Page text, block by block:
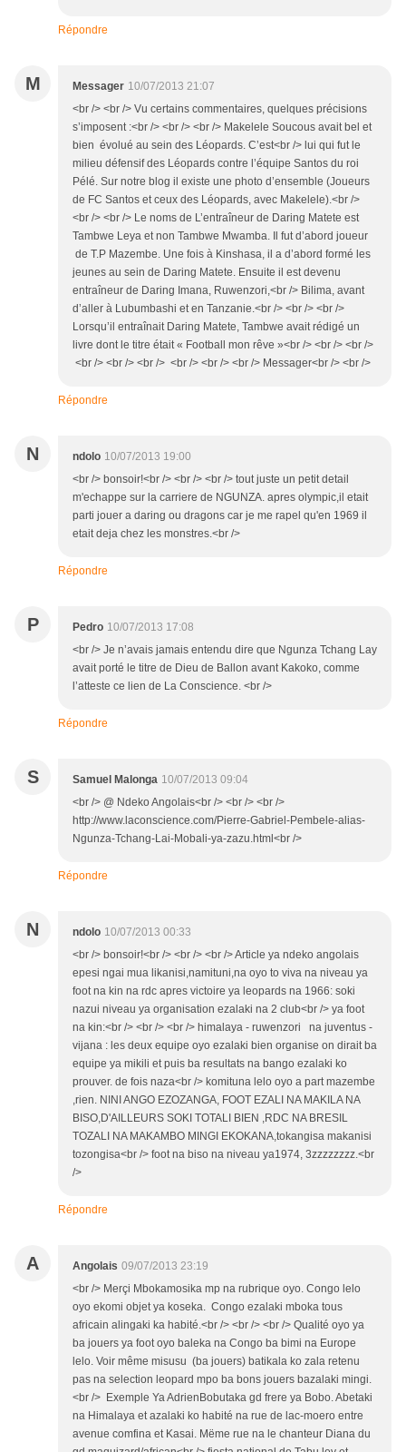
Répondre
M Messager 10/07/2013 21:07
<br /> <br /> Vu certains commentaires, quelques précisions
s’imposent :<br /> <br /> <br /> Makelele Soucous avait bel et
bien évolué au sein des Léopards. C’est<br /> lui qui fut le
milieu défensif des Léopards contre l’équipe Santos du roi
Pélé. Sur notre blog il existe une photo d’ensemble (Joueurs
de FC Santos et ceux des Léopards, avec Makelele).<br />
<br /> <br /> Le noms de L’entraîneur de Daring Matete est
Tambwe Leya et non Tambwe Mwamba. Il fut d’abord joueur
de T.P Mazembe. Une fois à Kinshasa, il a d’abord formé les
jeunes au sein de Daring Matete. Ensuite il est devenu
entraîneur de Daring Imana, Ruwenzori,<br /> Bilima, avant
d’aller à Lubumbashi et en Tanzanie.<br /> <br /> <br />
Lorsqu’il entraînait Daring Matete, Tambwe avait rédigé un
livre dont le titre était « Football mon rêve »<br /> <br /> <br />
<br /> <br /> <br /> <br /> <br /> <br /> Messager<br /> <br />
Répondre
N ndolo 10/07/2013 19:00
<br /> bonsoir!<br /> <br /> <br /> tout juste un petit detail
m'echappe sur la carriere de NGUNZA. apres olympic,il etait
parti jouer a daring ou dragons car je me rapel qu'en 1969 il
etait deja chez les monstres.<br />
Répondre
P Pedro 10/07/2013 17:08
<br /> Je n’avais jamais entendu dire que Ngunza Tchang Lay
avait porté le titre de Dieu de Ballon avant Kakoko, comme
l’atteste ce lien de La Conscience. <br />
Répondre
S Samuel Malonga 10/07/2013 09:04
<br /> @ Ndeko Angolais<br /> <br /> <br />
http://www.laconscience.com/Pierre-Gabriel-Pembele-alias-
Ngunza-Tchang-Lai-Mobali-ya-zazu.html<br />
Répondre
N ndolo 10/07/2013 00:33
<br /> bonsoir!<br /> <br /> <br /> Article ya ndeko angolais
epesi ngai mua likanisi,namituni,na oyo to viva na niveau ya
foot na kin na rdc apres victoire ya leopards na 1966: soki
nazui niveau ya organisation ezalaki na 2 club<br /> ya foot
na kin:<br /> <br /> <br /> himalaya - ruwenzori na juventus -
vijana : les deux equipe oyo ezalaki bien organise on dirait ba
equipe ya mikili et puis ba resultats na bango ezalaki ko
prouver. de fois naza<br /> komituna lelo oyo a part mazembe
,rien. NINI ANGO EZOZANGA, FOOT EZALI NA MAKILA NA
BISO,D'AILLEURS SOKI TOTALI BIEN ,RDC NA BRESIL
TOZALI NA MAKAMBO MINGI EKOKANA,tokangisa makanisi
tozongisa<br /> foot na biso na niveau ya1974, 3zzzzzzzz.<br
/>
Répondre
A Angolais 09/07/2013 23:19
<br /> Merçi Mbokamosika mp na rubrique oyo. Congo lelo
oyo ekomi objet ya koseka. Congo ezalaki mboka tous
africain alingaki ka habité.<br /> <br /> <br /> Qualité oyo ya
ba jouers ya foot oyo baleka na Congo ba bimi na Europe
lelo. Voir même misusu (ba jouers) batikala ko zala retenu
pas na selection leopard mpo ba bons jouers bazalaki mingi.
<br /> Exemple Ya AdrienBobutaka gd frere ya Bobo. Abetaki
na Himalaya et azalaki ko habité na rue de lac-moero entre
avenue comfina et Kasai. Mëme rue na le chanteur Diana du